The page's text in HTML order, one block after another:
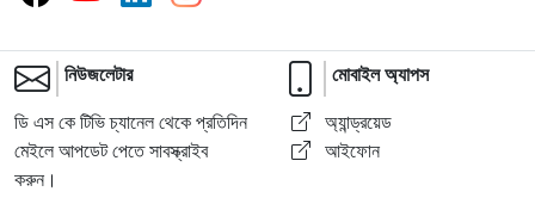
নিউজলেটার
ডি এস কে টিভি চ্যানেল থেকে প্রতিদিন
মেইলে আপডেট পেতে সাবস্ক্রাইব
করুন।
মোবাইল অ্যাপস
অ্যান্ড্রয়েড
আইফোন